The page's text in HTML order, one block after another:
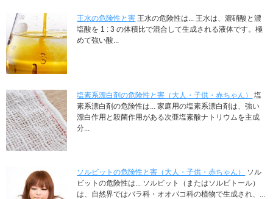
王水の危険性と害 王水の危険性は... 王水は、濃硝酸と濃
塩酸を 1 : 3 の体積比で混合して生成される液体です。極
めて強い酸...
塩素系漂白剤の危険性と害（大人・子供・赤ちゃん）
塩
素系漂白剤の危険性は... 家庭用の塩素系漂白剤は、強い
漂白作用と殺菌作用がある次亜塩素酸ナトリウムを主成
分...
ソルビットの危険性と害（大人・子供・赤ちゃん）
ソル
ビットの危険性は... ソルビット（またはソルビトール）
は、自然界ではバラ科・オオバコ科の植物で生成され、...